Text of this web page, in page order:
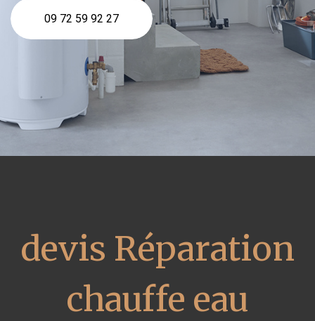
09 72 59 92 27
devis Réparation
chauffe eau